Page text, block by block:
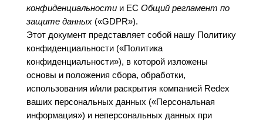
конфиденциальностии ЕС Общий регламент по
защите данных(«GDPR»).
Этот документ представляет собой нашу Политику
конфиденциальности («Политика
конфиденциальности»), в которой изложены
основы и положения сбора, обработки,
использования и/или раскрытия компанией Redex
ваших персональных данных («Персональная
информация») и неперсональных данных при